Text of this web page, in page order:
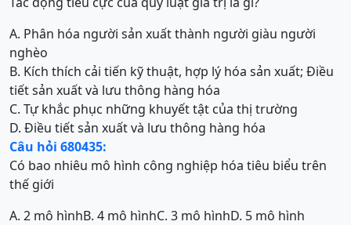
A. Phân hóa người sản xuất thành người giàu người
nghèo
B. Kích thích cải tiến kỹ thuật, hợp lý hóa sản xuất; Điều
tiết sản xuất và lưu thông hàng hóa
C. Tự khắc phục những khuyết tật của thị trường
D. Điều tiết sản xuất và lưu thông hàng hóa
Câu hỏi 680435:
Có bao nhiêu mô hình công nghiệp hóa tiêu biểu trên
thế giới
A. 2 mô hìnhB. 4 mô hìnhC. 3 mô hìnhD. 5 mô hình